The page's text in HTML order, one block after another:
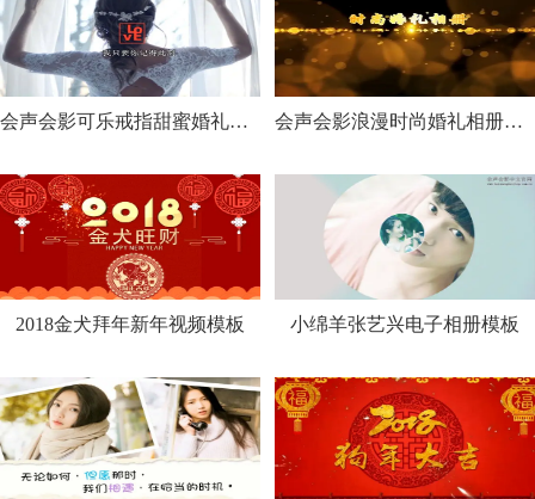
会声会影可乐戒指甜蜜婚礼模板 会声会影浪漫时尚婚礼相册模板
2018金犬拜年新年视频模板 小绵羊张艺兴电子相册模板